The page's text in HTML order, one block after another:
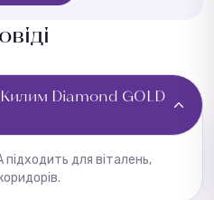
Diamond GOLD
для віталень,